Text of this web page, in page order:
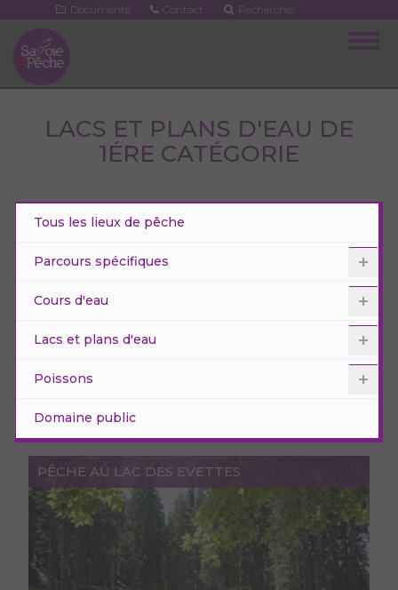
contenu
principal
Documents Contact Rechercher
LACS ET PLANS D'EAU DE
1ÉRE CATÉGORIE
Tous les lieux de pêche
Parcours spécifiques
Cours d'eau
Lacs et plans d'eau
Poissons
Domaine public
PÊCHE AU LAC DES EVETTES